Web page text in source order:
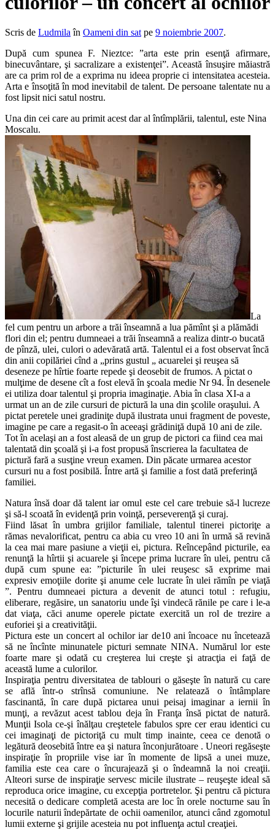
Scris de Ludmila în Oameni din sat pe 9 noiembrie 2007.
După cum spunea F. Nieztce: ”arta este prin esenţă afirmare,
binecuvântare, şi sacralizare a existenţei”. Această însuşire măiastră
are ca prim rol de a exprima nu ideea proprie ci intensitatea acesteia.
Arta e însoţită în mod inevitabil de talent. De persoane talentate nu a
fost lipsit nici satul nostru.
Una din cei care au primit acest dar al întîmplării, talentul, este Nina
Moscalu.
La
fel cum pentru un arbore a trăi înseamnă a lua pămînt şi a plămădi
flori din el; pentru dumneaei a trăi înseamnă a realiza dintr-o bucată
de pînză, ulei, culori o adevărată artă. Talentul ei a fost observat încă
din anii copilăriei cînd a „prins gustul „ acuarelei şi reuşea să
deseneze pe hîrtie foarte repede şi deosebit de frumos. A pictat o
mulţime de desene cît a fost elevă în şcoala medie Nr 94. În desenele
ei utiliza doar talentul şi propria imaginaţie. Abia în clasa XI-a a
urmat un an de zile cursuri de pictură la una din şcolile oraşului. A
pictat peretele unei gradiniţe după ilustrata unui fragment de poveste,
imagine pe care a regasit-o în aceeaşi grădiniţă după 10 ani de zile.
Tot în acelaşi an a fost aleasă de un grup de pictori ca fiind cea mai
talentată din şcoală şi i-a fost propusă înscrierea la facultatea de
pictură fară a susţine vreun examen. Din păcate urmarea acestor
cursuri nu a fost posibilă. Între artă şi familie a fost dată preferinţă
familiei.
Natura însă doar dă talent iar omul este cel care trebuie să-l lucreze
şi să-l scoată în evidenţă prin voinţă, perseverenţă şi curaj.
Fiind lăsat în umbra grijilor familiale, talentul tinerei pictoriţe a
rămas nevalorificat, pentru ca abia cu vreo 10 ani în urmă să revină
la cea mai mare pasiune a vieţii ei, pictura. Reîncepând picturile, ea
renunţă la hîrtii şi acuarele şi începe prima lucrare în ulei, pentru că
după cum spune ea: ”picturile în ulei reuşesc să exprime mai
expresiv emoţiile dorite şi anume cele lucrate în ulei rămîn pe viaţă
”. Pentru dumneaei pictura a devenit de atunci totul : refugiu,
eliberare, regăsire, un sanatoriu unde îşi vindecă rănile pe care i le-a
dat viaţa, căci anume operele pictate exercită un rol de trezire a
euforiei şi a creativităţii.
Pictura este un concert al ochilor iar de10 ani încoace nu încetează
să ne încînte minunatele picturi semnate NINA. Numărul lor este
foarte mare şi odată cu creşterea lui creşte şi atracţia ei faţă de
această lume a culorilor.
Inspiraţia pentru diversitatea de tablouri o găseşte în natură cu care
se află într-o strînsă comuniune. Ne relatează o întâmplare
fascinantă, în care după pictarea unui peisaj imaginar a iernii în
munţi, a revăzut acest tablou deja în Franţa însă pictat de natură.
Munţii Isola ce-şi înălţau creştetele fabulos spre cer erau identici cu
cei imaginaţi de pictoriţă cu mult timp inainte, ceea ce denotă o
legătură deosebită între ea şi natura înconjurătoare . Uneori regăseşte
inspiraţie în propriile vise iar în momente de lipsă a unei muze,
familia este cea care o încurajează şi o îndeamnă la noi creaţii.
Alteori surse de inspiraţie servesc micile ilustrate – reuşeşte ideal să
reproduca orice imagine, cu excepţia portretelor. Şi pentru că pictura
necesită o dedicare completă acesta are loc în orele nocturne sau în
locurile naturii îndepărtate de ochii oamenilor, atunci când zgomotul
lumii externe şi grijile acesteia nu pot influenţa actul creaţiei.